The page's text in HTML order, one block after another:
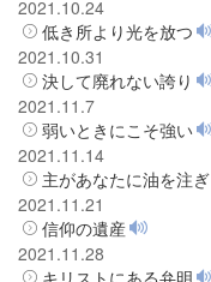
2021.10.24
低き所より光を放つ
2021.10.31
決して廃れない誇り
2021.11.7
弱いときにこそ強い
2021.11.14
主があなたに油を注ぎ
2021.11.21
信仰の遺産
2021.11.28
キリストにある弁明